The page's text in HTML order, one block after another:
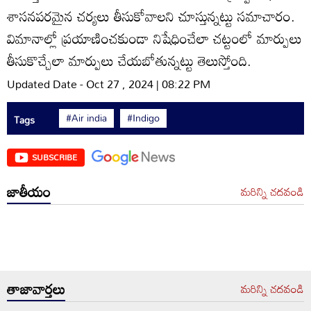
శాసనపరమైన చర్యలు తీసుకోవాలని చూస్తున్నట్టు సమాచారం.
విమానాల్లో ప్రయాణించకుండా నిషేధించేలా చట్టంలో మార్పులు
తీసుకొచ్చేలా మార్పులు చేయబోతున్నట్టు తెలుస్తోంది.
Updated Date - Oct 27 , 2024 | 08:22 PM
Tags #Air india #Indigo
SUBSCRIBE
జాతీయం మరిన్ని చదవండి
తాజావార్తలు మరిన్ని చదవండి